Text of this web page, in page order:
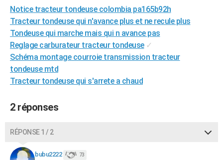
BONS PLANS
CARTE DE VOEUX
Carte de Noël
Carte Bonne année
Carte Saint-Valentin
Carte Pâques
Carte d'anniversaire
DICTIONNAIRE
Dictionnaire
Biographies
Citations
Expressions
Proverbes
PROGRAMME TV
S'inscrire
Se connecter
Lycées
Collèges
Primaires
Universités
Entreprises
Service militaire
Avis de recherche
AVIS DE DÉCÈS
FORUM
Bricolage
Lifestyle
Culture
Sport
Auto
Television
Voyage
Cinema
Notice tracteur tondeuse colombia pa165b92h
Tracteur tondeuse qui n'avance plus et ne recule plus
Tondeuse qui marche mais qui n avance pas
Reglage carburateur tracteur tondeuse ✓
Schéma montage courroie transmission tracteur
tondeuse mtd
Tracteur tondeuse qui s'arrete a chaud
2 réponses
RÉPONSE 1 / 2
bubu2222 73